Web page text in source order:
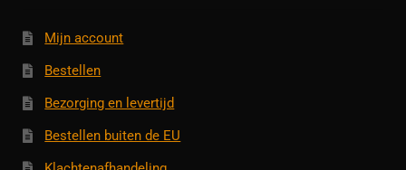
Mijn account
Bestellen
Bezorging en levertijd
Bestellen buiten de EU